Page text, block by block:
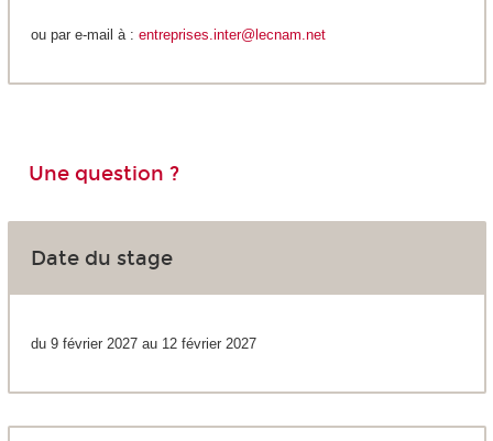
ou par e-mail à : entreprises.inter@lecnam.net
Une question ?
Date du stage
du 9 février 2027 au 12 février 2027